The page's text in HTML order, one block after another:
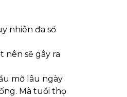
nhiên đa số
nên sẽ gây ra
mỡ lâu ngày
Mà tuổi thọ